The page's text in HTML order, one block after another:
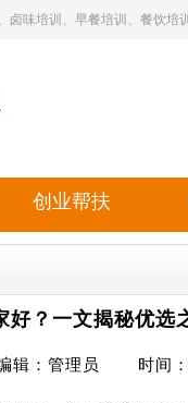
味培训、早餐培训、餐饮培
创业帮扶
？一文揭秘优选
辑：管理员 时间：